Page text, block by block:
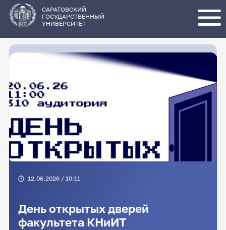
основному
содержанию
САРАТОВСКИЙ
ГОСУДАРСТВЕННЫЙ
УНИВЕРСИТЕТ
12.06.2026 / 10:11
День открытых дверей
факультета КНиИТ